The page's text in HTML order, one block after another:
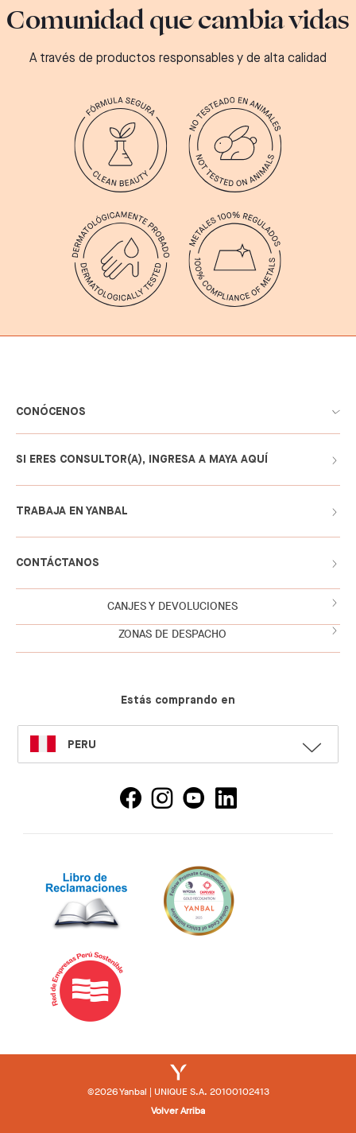
Comunidad que cambia vidas
A través de productos responsables y de alta calidad
CONÓCENOS
SI ERES CONSULTOR(A), INGRESA A MAYA AQUÍ
TRABAJA EN YANBAL
CONTÁCTANOS
CANJES Y DEVOLUCIONES
ZONAS DE DESPACHO
Estás comprando en
SELECT
LANGUAGE
PERU
©2026 Yanbal | UNIQUE S.A. 20100102413
Volver Arriba